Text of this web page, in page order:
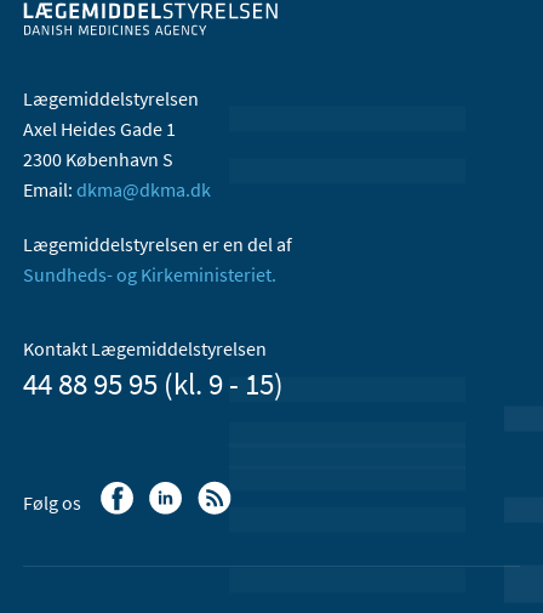
Lægemiddelstyrelsen
Axel Heides Gade 1
2300 København S
Email: dkma@dkma.dk
Lægemiddelstyrelsen er en del af
Sundheds- og Kirkeministeriet.
Kontakt Lægemiddelstyrelsen
44 88 95 95 (kl. 9 - 15)
Følg os